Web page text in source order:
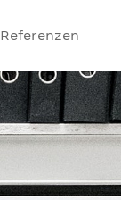
Referenzen